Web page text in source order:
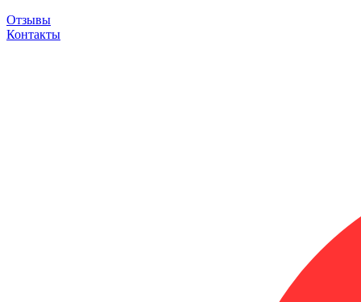
Отзывы
Контакты